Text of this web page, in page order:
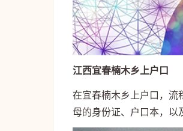
江西宜春楠木乡上户口
在宜春楠木乡上户口，流
母的身份证、户口本，以